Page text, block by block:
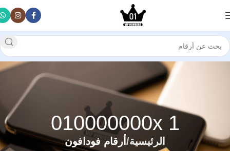
010000000x 1
الرئيسية أرقام فودافون